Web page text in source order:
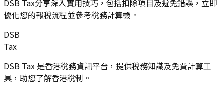
DSB Tax分享深入實用技巧，包括扣除項目及避免錯誤，立即
優化您的報稅流程並參考稅務計算機。
DSB
Tax
DSB Tax 是香港稅務資訊平台，提供稅務知識及免費計算工
具，助您了解香港稅制。